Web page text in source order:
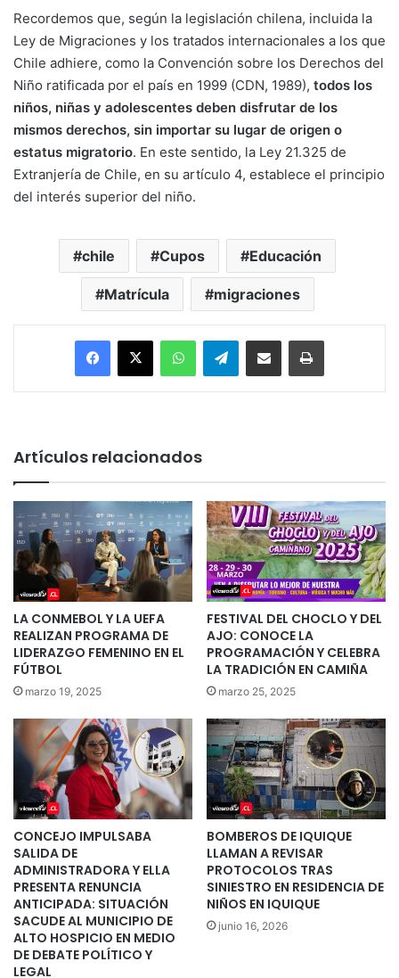
Recordemos que, según la legislación chilena, incluida la
Ley de Migraciones y los tratados internacionales a los que
Chile adhiere, como la Convención sobre los Derechos del
Niño ratificada por el país en 1999 (CDN, 1989), todos los
niños, niñas y adolescentes deben disfrutar de los
mismos derechos, sin importar su lugar de origen o
estatus migratorio. En este sentido, la Ley 21.325 de
Extranjería de Chile, en su artículo 4, establece el principio
del interés superior del niño.
chile Cupos Educación
Matrícula migraciones
Facebook
X WhatsAppTelegramEnviar vía email Imprimir
Artículos relacionados
LA CONMEBOL Y LA UEFA
REALIZAN PROGRAMA DE
LIDERAZGO FEMENINO EN EL
FÚTBOL
marzo 19, 2025
FESTIVAL DEL CHOCLO Y DEL
AJO: CONOCE LA
PROGRAMACIÓN Y CELEBRA
LA TRADICIÓN EN CAMIÑA
marzo 25, 2025
CONCEJO IMPULSABA
SALIDA DE
ADMINISTRADORA Y ELLA
PRESENTA RENUNCIA
ANTICIPADA: SITUACIÓN
SACUDE AL MUNICIPIO DE
ALTO HOSPICIO EN MEDIO
DE DEBATE POLÍTICO Y
LEGAL
BOMBEROS DE IQUIQUE
LLAMAN A REVISAR
PROTOCOLOS TRAS
SINIESTRO EN RESIDENCIA DE
NIÑOS EN IQUIQUE
junio 16, 2026